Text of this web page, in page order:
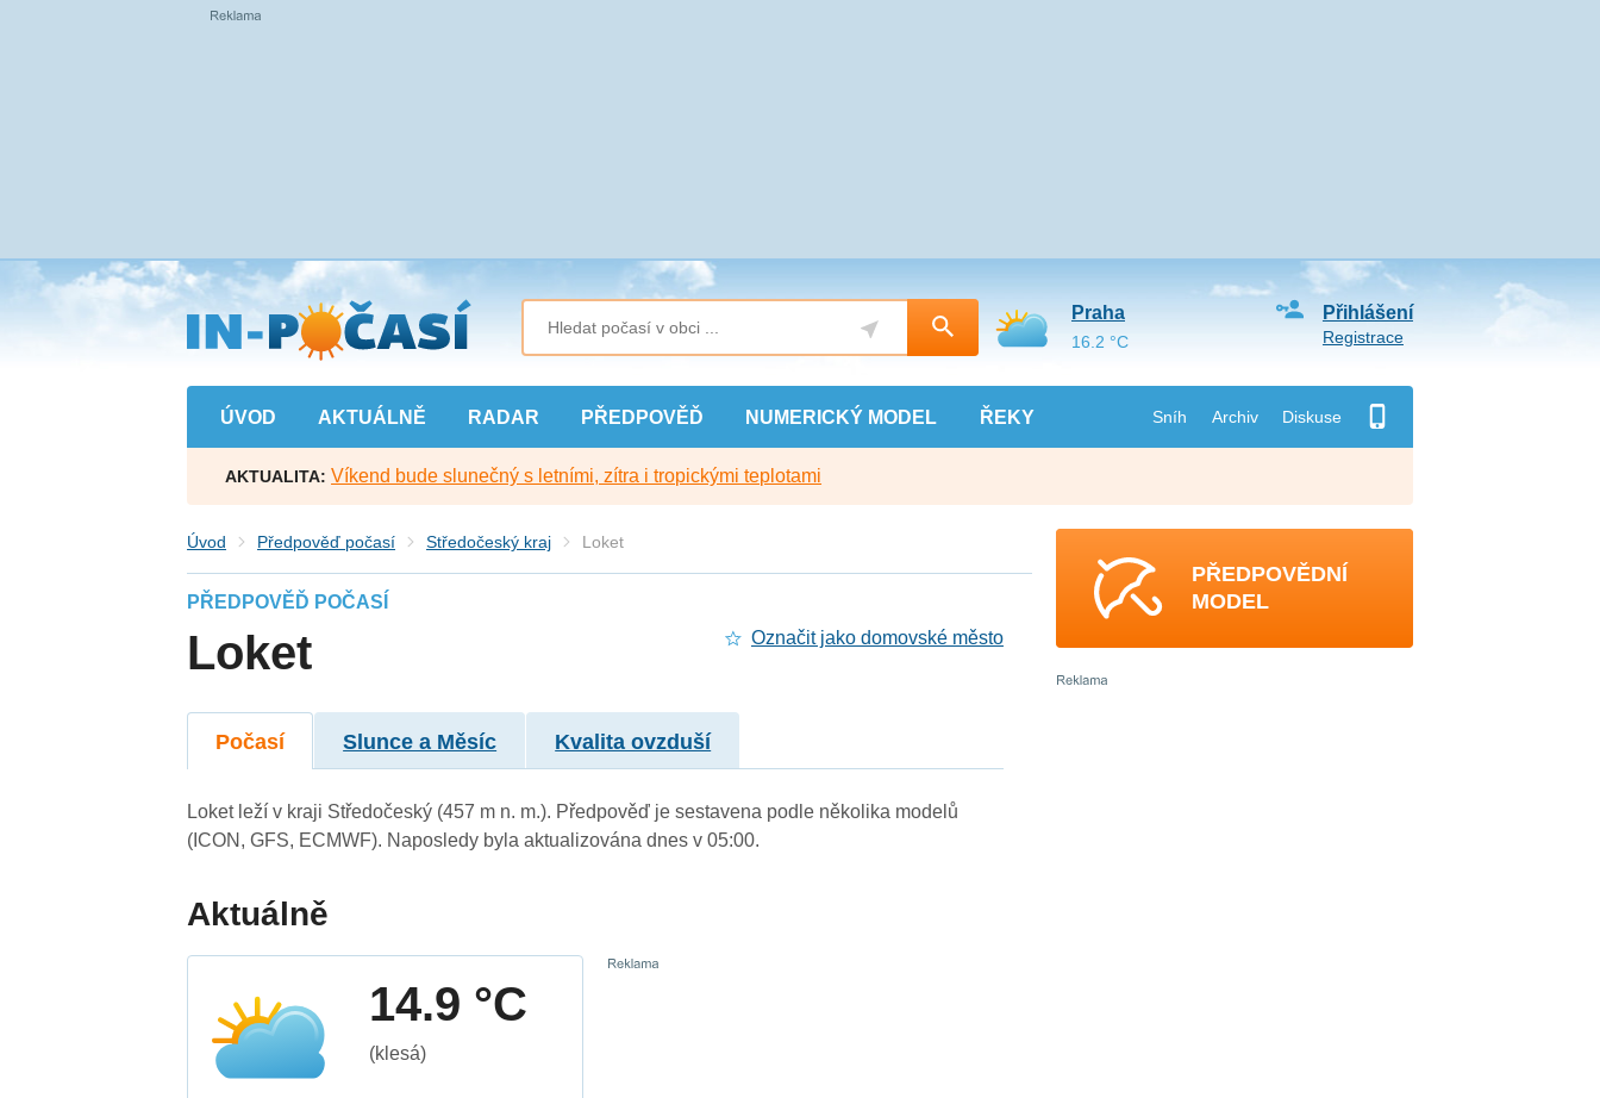
Přejít
na
hlavní
obsah
ÚVOD AKTUÁLNĚ RADAR PŘEDPOVĚĎ NUMERICKÝ MODEL ŘEKY Sníh Archiv Diskuse
Přihlášení
Registrace
Praha
16.2 °C
AKTUALITA: Víkend bude slunečný s letními, zítra i tropickými teplotami
Úvod Předpověď počasí Středočeský kraj Loket
PŘEDPOVĚĎ POČASÍ
Loket Označit jako domovské město
Počasí Slunce a Měsíc Kvalita ovzduší
Loket leží v kraji Středočeský (457 m n. m.). Předpověď je sestavena podle několika modelů
(ICON, GFS, ECMWF). Naposledy byla aktualizována dnes v 05:00.
Aktuálně
14.9 °C
(klesá)
PŘEDPOVĚDNÍ
MODEL